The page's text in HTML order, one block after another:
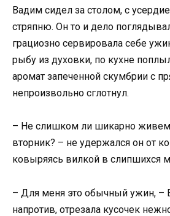
Вадим сидел за столом, с
стряпню. Он то и дело
грациозно сервировала себе
рыбу из духовки, по кухне
аромат запеченной скумбрии с
непроизвольно сглотнул.
– Не слишком ли шикарно
вторник? – не удержался он от
ковыряясь вилкой в слипшихся
– Для меня это обычный ужин, –
напротив, отрезала кусочек